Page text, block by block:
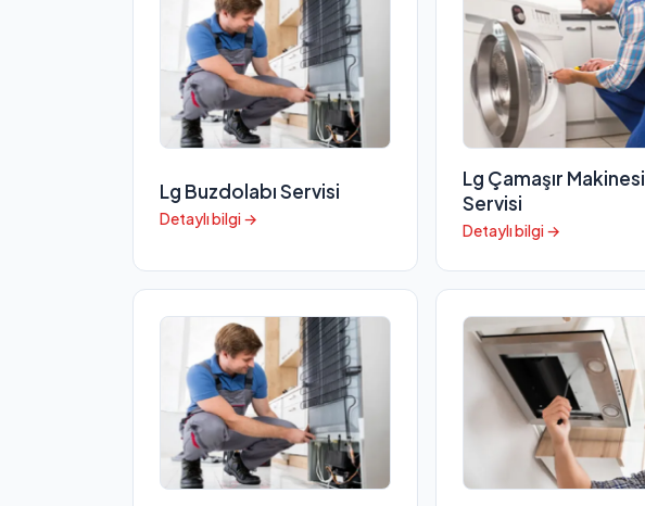
Lg Buzdolabı Servisi
Detaylı bilgi →
Lg Çamaşır Makinesi
Servisi
Detaylı bilgi →